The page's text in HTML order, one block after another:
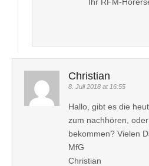
Christian
8. Juli 2018 at 16:55
Hallo, gibt es die
zum nachhören,
bekommen? Vielen
MfG
Christian